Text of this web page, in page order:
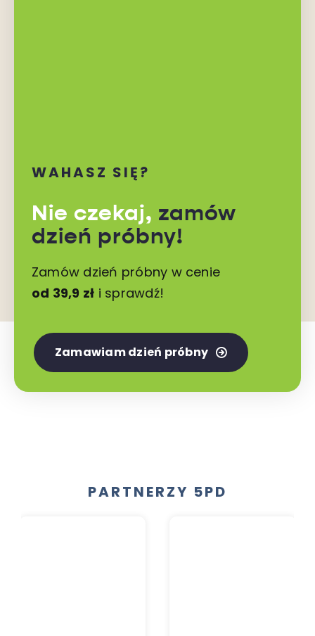
WAHASZ SIĘ?
Nie czekaj, zamów
dzień próbny!
Zamów dzień próbny w cenie
od 39,9 zł i sprawdź!
Zamawiam dzień próbny
PARTNERZY 5PD